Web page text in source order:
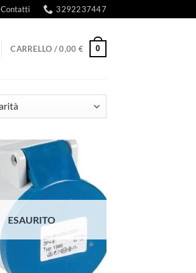
Contatti 3292237447
CARRELLO /0,00 € 0
ESAURITO